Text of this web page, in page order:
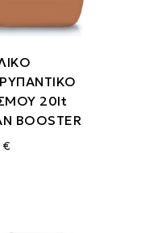
20lt
BOOSTER
€